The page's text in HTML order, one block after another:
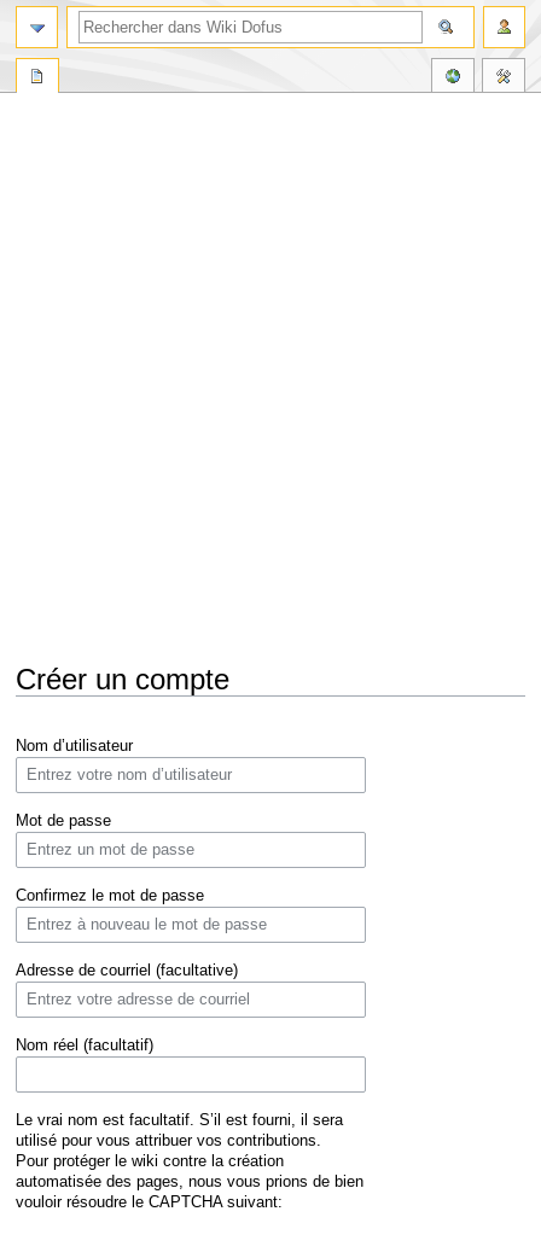
Créer un compte
à
navigation
à
recherche
Nom d’utilisateur
Mot de passe
Confirmez le mot de passe
Adresse de courriel (facultative)
Nom réel (facultatif)
Le vrai nom est facultatif. S’il est fourni, il sera
utilisé pour vous attribuer vos contributions.
Pour protéger le wiki contre la création
automatisée des pages, nous vous prions de bien
vouloir résoudre le CAPTCHA suivant: